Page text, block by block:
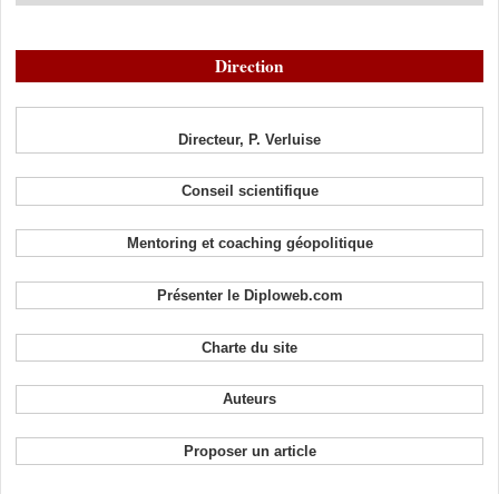
Direction
Directeur, P. Verluise
Conseil scientifique
Mentoring et coaching géopolitique
Présenter le Diploweb.com
Charte du site
Auteurs
Proposer un article